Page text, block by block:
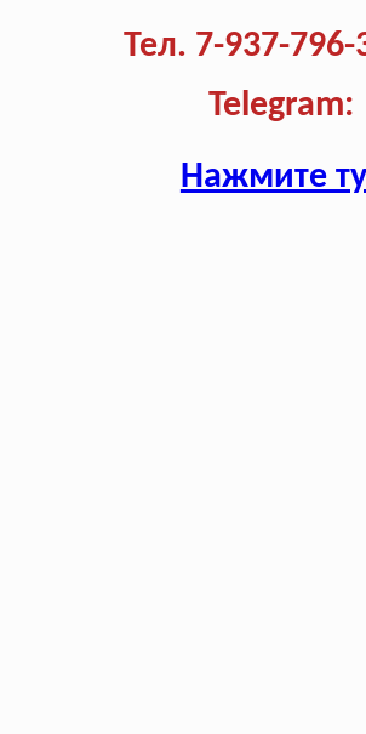
Тел. 7-937-796-
Telegram:
Нажмите